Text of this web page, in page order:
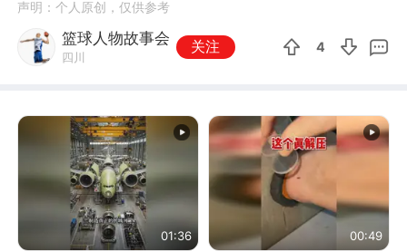
声明：个人原创，仅供参考
篮球人物故事会
四川
关注 4
01:36 00:49